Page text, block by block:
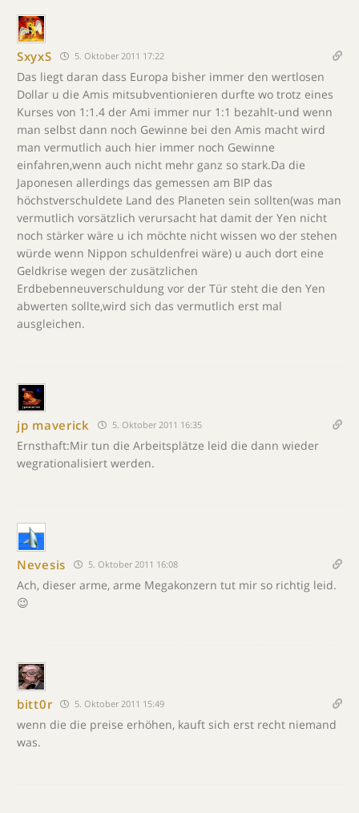
SxyxS 5. Oktober 2011 17:22
Das liegt daran dass Europa bisher immer den wertlosen
Dollar u die Amis mitsubventionieren durfte wo trotz eines
Kurses von 1:1.4 der Ami immer nur 1:1 bezahlt-und wenn
man selbst dann noch Gewinne bei den Amis macht wird
man vermutlich auch hier immer noch Gewinne
einfahren,wenn auch nicht mehr ganz so stark.Da die
Japonesen allerdings das gemessen am BIP das
höchstverschuldete Land des Planeten sein sollten(was man
vermutlich vorsätzlich verursacht hat damit der Yen nicht
noch stärker wäre u ich möchte nicht wissen wo der stehen
würde wenn Nippon schuldenfrei wäre) u auch dort eine
Geldkrise wegen der zusätzlichen
Erdbebenneuverschuldung vor der Tür steht die den Yen
abwerten sollte,wird sich das vermutlich erst mal
ausgleichen.
jp maverick 5. Oktober 2011 16:35
Ernsthaft:Mir tun die Arbeitsplätze leid die dann wieder
wegrationalisiert werden.
Nevesis 5. Oktober 2011 16:08
Ach, dieser arme, arme Megakonzern tut mir so richtig leid.
😉
bitt0r 5. Oktober 2011 15:49
wenn die die preise erhöhen, kauft sich erst recht niemand
was.